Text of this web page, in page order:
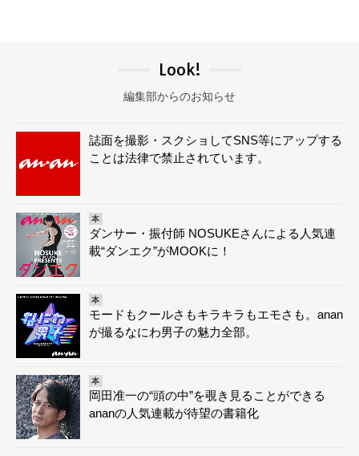
Look!
編集部からのお知らせ
誌面を撮影・スクショしてSNS等にアップする
ことは法律で禁止されています。
本
ダンサー・振付師 NOSUKEさんによる人気連
載“ダンエク”がMOOKに！
本
モードもクールさもキラキラもエモさも。anan
が撮るなにわ男子の魅力全部。
本
岡田准一の“頭の中”を覗き見ることができる
ananの人気連載が待望の書籍化